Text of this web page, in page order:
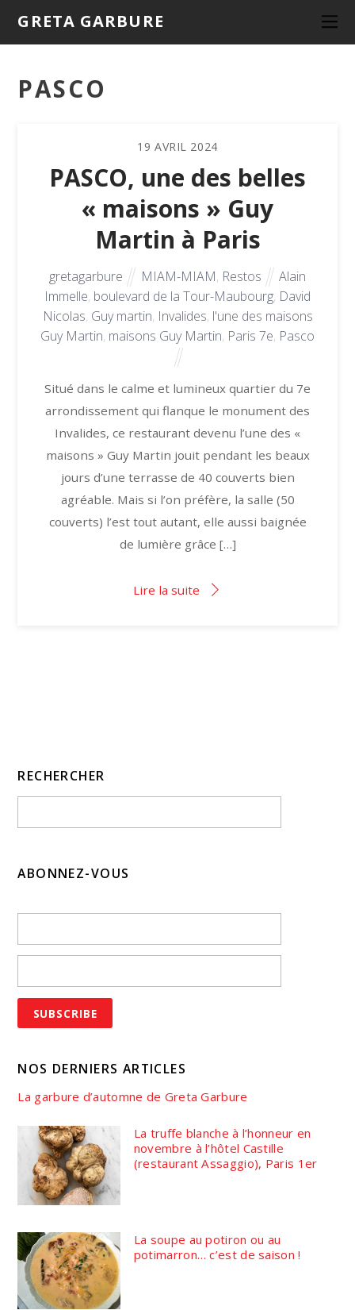
GRETA GARBURE
PASCO
19 AVRIL 2024
PASCO, une des belles
« maisons » Guy
Martin à Paris
gretagarbure MIAM-MIAM, Restos
Alain
Immelle, boulevard de la Tour-Maubourg, David
Nicolas, Guy martin, Invalides, l'une des maisons
Guy Martin, maisons Guy Martin, Paris 7e, Pasco
Situé dans le calme et lumineux quartier du 7e
arrondissement qui flanque le monument des
Invalides, ce restaurant devenu l’une des «
maisons » Guy Martin jouit pendant les beaux
jours d’une terrasse de 40 couverts bien
agréable. Mais si l’on préfère, la salle (50
couverts) l’est tout autant, elle aussi baignée
de lumière grâce […]
Lire la suite
RECHERCHER
ABONNEZ-VOUS
NOS DERNIERS ARTICLES
La garbure d’automne de Greta Garbure
La truffe blanche à l’honneur en
novembre à l’hôtel Castille
(restaurant Assaggio), Paris 1er
La soupe au potiron ou au
potimarron… c’est de saison !